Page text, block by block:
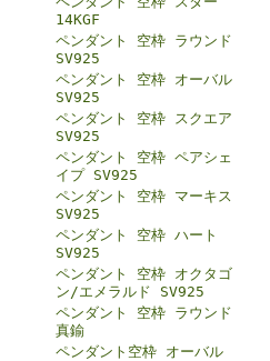
14KGF
ペンダント 空枠 ラウンド
SV925
ペンダント 空枠 オーバル
SV925
ペンダント 空枠 スクエア
SV925
ペンダント 空枠 ペアシェ
イプ SV925
ペンダント 空枠 マーキス
SV925
ペンダント 空枠 ハート
SV925
ペンダント 空枠 オクタゴ
ン/エメラルド SV925
ペンダント 空枠 ラウンド
真鍮
ペンダント空枠 オーバル